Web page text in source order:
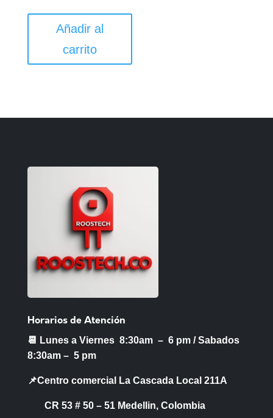
Añadir al
carrito
Horarios de Atención
📆 Lunes a Viernes 8:30am – 6 pm /Sabados
8:30am – 5 pm
📌Centro comercial La Cascada Local 211A
CR 53 # 50 – 51 Medellin, Colombia